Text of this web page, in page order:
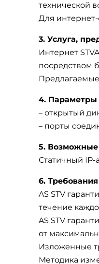
технической
Для интернет-
3. Услуга,
Интернет
посредством
4. Параметры
– открытый
– порты
5. Возможные
Статичный IP-
6.
AS STV
течение
AS STV
от
Изложенные
Методика